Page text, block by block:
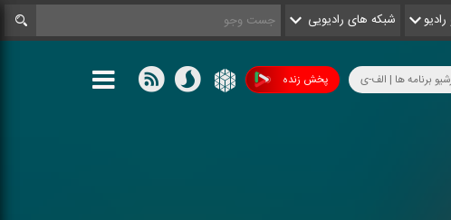
شبکه های رادیویی
پخش زنده برنامه ها | الف-ی